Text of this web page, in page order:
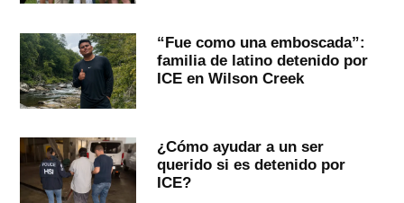
“Fue como una emboscada”:
familia de latino detenido por
ICE en Wilson Creek
¿Cómo ayudar a un ser
querido si es detenido por
ICE?